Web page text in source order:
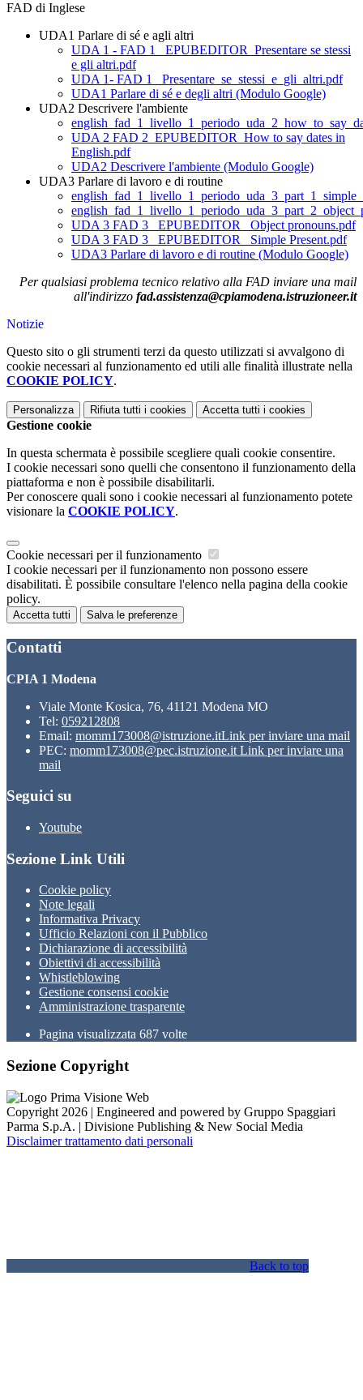
FAD di Inglese
UDA1 Parlare di sé e agli altri
UDA 1 - FAD 1_ EPUBEDITOR_Presentare se stessi
e gli altri.pdf
UDA 1- FAD 1_ Presentare_se_stessi_e_gli_altri.pdf
UDA1 Parlare di sé e degli altri (Modulo Google)
UDA2 Descrivere l'ambiente
UDA 2 FAD 2_EPUBEDITOR_How to say dates in
English.pdf
UDA2 Descrivere l'ambiente (Modulo Google)
UDA3 Parlare di lavoro e di routine
UDA 3 FAD 3_ EPUBEDITOR_ Object pronouns.pdf
UDA 3 FAD 3_ EPUBEDITOR_ Simple Present.pdf
UDA3 Parlare di lavoro e di routine (Modulo Google)
Per qualsiasi problema tecnico relativo alla FAD inviare una mail
all'indirizzo fad.assistenza@cpiamodena.istruzioneer.it
Notizie
Questo sito o gli strumenti terzi da questo utilizzati si avvalgono di
cookie necessari al funzionamento ed utili alle finalità illustrate nella
COOKIE POLICY.
Personalizza Rifiuta tutti i cookies Accetta tutti i cookies
Gestione cookie
In questa schermata è possibile scegliere quali cookie consentire.
I cookie necessari sono quelli che consentono il funzionamento della
piattaforma e non è possibile disabilitarli.
Per conoscere quali sono i cookie necessari al funzionamento potete
visionare la COOKIE POLICY.
Cookie necessari per il funzionamento
I cookie necessari per il funzionamento non possono essere
disabilitati. È possibile consultare l'elenco nella pagina della cookie
policy.
Accetta tutti Salva le preferenze
Contatti
CPIA 1 Modena
Viale Monte Kosica, 76, 41121 Modena MO
Tel: 059212808
Email: momm173008@istruzione.itLink per inviare una mail
PEC: momm173008@pec.istruzione.it Link per inviare una
mail
Seguici su
Youtube
Sezione Link Utili
Cookie policy
Note legali
Informativa Privacy
Ufficio Relazioni con il Pubblico
Dichiarazione di accessibilità
Obiettivi di accessibilità
Whistleblowing
Gestione consensi cookie
Amministrazione trasparente
Pagina visualizzata 687 volte
Sezione Copyright
Copyright 2026 | Engineered and powered by Gruppo Spaggiari
Parma S.p.A. | Divisione Publishing & New Social Media
Disclaimer trattamento dati personali
Back to top